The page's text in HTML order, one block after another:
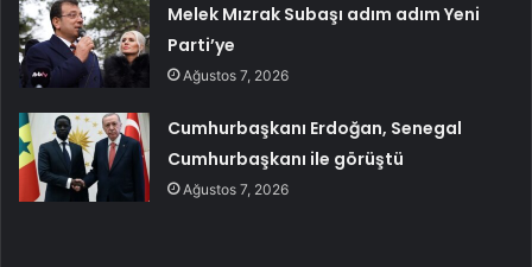
Melek Mızrak Subaşı adım adım Yeni
Parti’ye
Ağustos 7, 2026
Cumhurbaşkanı Erdoğan, Senegal
Cumhurbaşkanı ile görüştü
Ağustos 7, 2026